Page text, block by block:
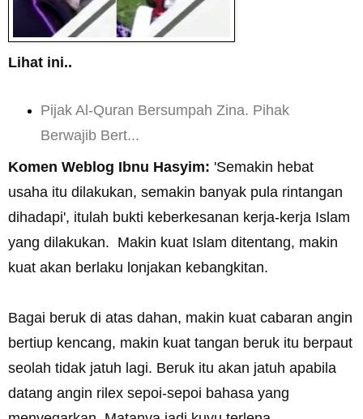
Lihat ini..
Pijak Al-Quran Bersumpah Zina. Pihak
Berwajib Bert...
Komen Weblog Ibnu Hasyim: 'Semakin hebat
usaha itu dilakukan, semakin banyak pula rintangan
dihadapi', itulah bukti keberkesanan kerja-kerja Islam
yang dilakukan. Makin kuat Islam ditentang, makin
kuat akan berlaku lonjakan kebangkitan.
Bagai beruk di atas dahan, makin kuat cabaran angin
bertiup kencang, makin kuat tangan beruk itu berpaut
seolah tidak jatuh lagi. Beruk itu akan jatuh apabila
datang angin rilex sepoi-sepoi bahasa yang